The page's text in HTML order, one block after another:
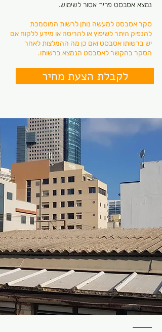
לקבלת הצעת מחיר
נמצא אסבסט פריך אסור לשימוש.
סקר אסבסט למעשה נותן לרשות המוסמכת
להנפיק היתר לשיפוץ או להריסה או מידע ללקוח אם
יש ברשותו אסבסט ואם כן מה ההמלצות לאחר
הסקר בהקשר לאסבסט הנמצא ברשותו.